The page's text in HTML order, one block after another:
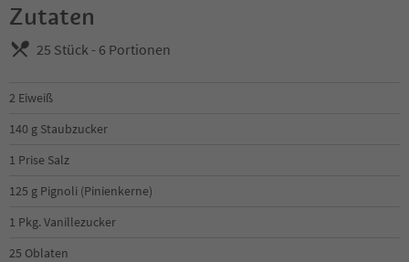
Zutaten
25 Stück - 6 Portionen
2 Eiweiß
140 g Staubzucker
1 Prise Salz
125 g Pignoli (Pinienkerne)
1 Pkg. Vanillezucker
25 Oblaten